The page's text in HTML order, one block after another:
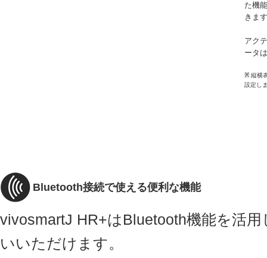
た機
きま
アク
ータ
※縦横
設定し
Bluetooth接続で使える便利な機能
vivosmartJ HR+はBluetooth機能を活
いいただけます。